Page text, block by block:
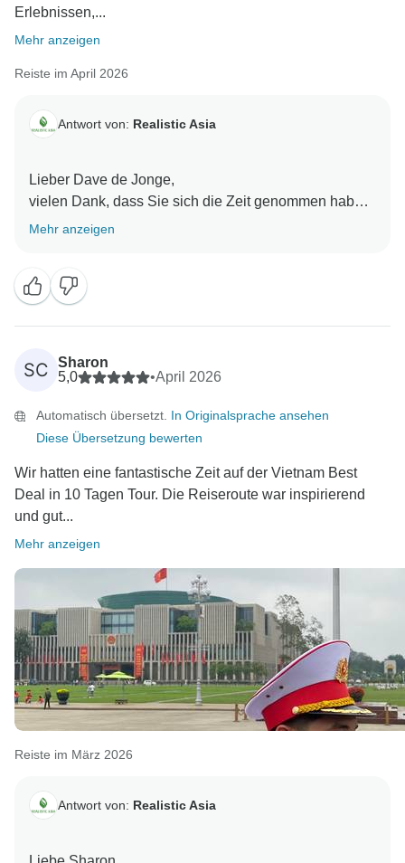
Erlebnissen,...
Mehr anzeigen
Reiste im April 2026
Antwort von: Realistic Asia
Lieber Dave de Jonge,
vielen Dank, dass Sie sich die Zeit genommen haben,
eine so fantastische Bewertung zu hinterlassen! Es
arbeitet hart daran, Ihnen außergewöhnliche
Erlebnisse zu bieten, und es freut uns sehr, dass es
Ihnen gefallen hat. Wir hoffen, Sie bald wieder bei uns
begrüßen zu dürfen!
Mit freundlichen Grüßen,
Mehr anzeigen
SC
Sharon
5,0
•April 2026
Automatisch übersetzt. In Originalsprache ansehen
Diese Übersetzung bewerten
Wir hatten eine fantastische Zeit auf der Vietnam Best
Deal in 10 Tagen Tour. Die Reiseroute war inspirierend
und gut...
Mehr anzeigen
Reiste im März 2026
Antwort von: Realistic Asia